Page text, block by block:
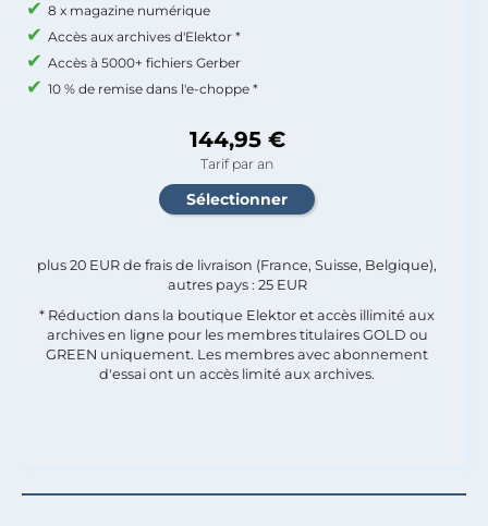
8 x magazine numérique
Accès aux archives d'Elektor *
Accès à 5000+ fichiers Gerber
10 % de remise dans l'e-choppe *
144,95 €
Tarif par an
plus 20 EUR de frais de livraison (France, Suisse, Belgique),
autres pays : 25 EUR
* Réduction dans la boutique Elektor et accès illimité aux
archives en ligne pour les membres titulaires GOLD ou
GREEN uniquement. Les membres avec abonnement
d'essai ont un accès limité aux archives.